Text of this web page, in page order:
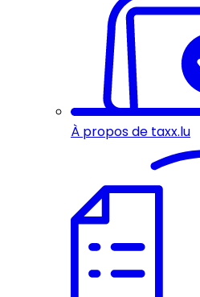
À propos de taxx.lu